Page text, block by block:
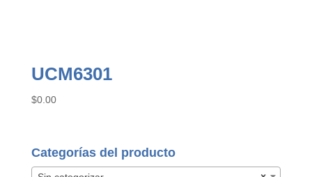
UCM6301
$0.00
Categorías del producto